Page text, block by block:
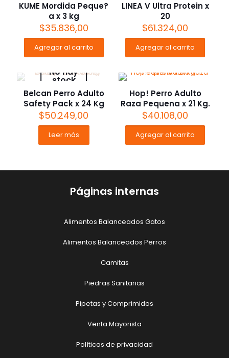
KUME Mordida Peque?
a x 3 kg
$35.836,00
Agregar al carrito
LINEA V Ultra Protein x
20
$61.324,00
Agregar al carrito
No hay
stock
Belcan Perro Adulto
Safety Pack x 24 Kg
$50.249,00
Leer más
Hop! Perro Adulto
Raza Pequena x 21 Kg.
$40.108,00
Agregar al carrito
Páginas internas
Alimentos Balanceados Gatos
Alimentos Balanceados Perros
Camitas
Piedras Sanitarias
Pipetas y Comprimidos
Venta Mayorista
Políticas de privacidad